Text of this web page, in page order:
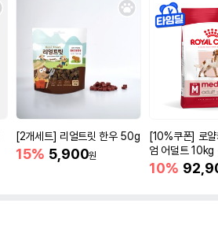
[2개세트] 리얼트릿 한우 50g
15% 5,900원
[10%쿠폰] 로
엄 어덜트 10kg
증진
10%